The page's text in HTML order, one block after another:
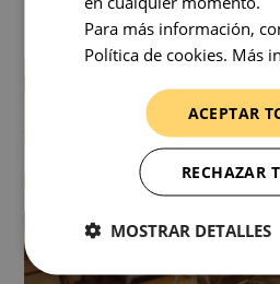
interior se puede ver menguado
Para más información,
Política de cookies. Más
ACEPTAR
RECHAZAR
MOSTRAR DETALLES